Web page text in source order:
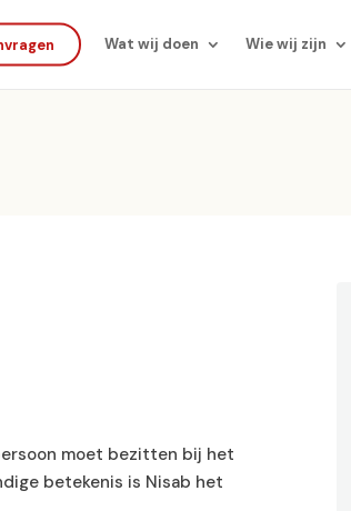
Wat wij doen Wie wij zijn
moet bezitten bij het
betekenis is Nisab het